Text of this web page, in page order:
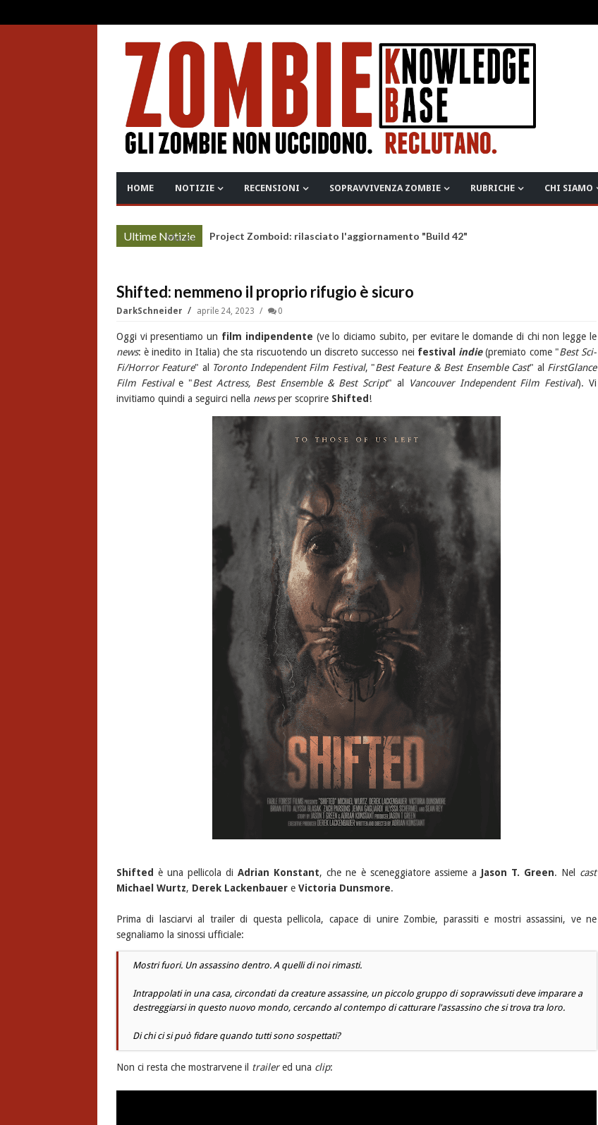
HOME NOTIZIE RECENSIONI SOPRAVVIVENZA ZOMBIE RUBRICHE CHI SIAMO
Ultime Notizie
More » Project Zomboid: rilasciato l'aggiornamento "Build 42"
Shifted: nemmeno il proprio rifugio è sicuro
DarkSchneider aprile 24, 2023 0
Oggi vi presentiamo un film indipendente (ve lo diciamo subito, per evitare le domande di chi non legge le
news: è inedito in Italia) che sta riscuotendo un discreto successo nei festival indie(premiato come "Best Sci-
Fi/Horror Feature" al Toronto Independent Film Festival, "Best Feature & Best Ensemble Cast" al FirstGlance
Film Festivale "Best Actress, Best Ensemble & Best Script" al Vancouver Independent Film Festival). Vi
invitiamo quindi a seguirci nella newsper scoprire Shifted !
Shifted è una pellicola diAdrian Konstant, che ne è sceneggiatore assieme a Jason T. Green. Nel cast
Michael Wurtz, Derek Lackenbauere Victoria Dunsmore.
Prima di lasciarvi al trailer di questa pellicola, capace di unire Zombie, parassiti e mostri assassini, ve ne
segnaliamo la sinossi ufficiale:
Mostri fuori. Un assassino dentro. A quelli di noi rimasti.
Intrappolati in una casa, circondati da creature assassine, un piccolo gruppo di sopravvissuti deve imparare a
destreggiarsi in questo nuovo mondo, cercando al contempo di catturare l'assassino che si trova tra loro.
Di chi ci si può fidare quando tutti sono sospettati?
Non ci resta che mostrarvene il trailered una clip: